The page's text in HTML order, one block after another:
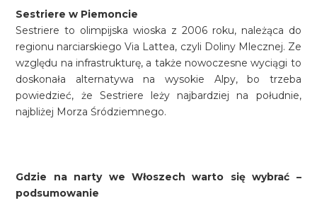
Sestriere w Piemoncie
Sestriere to olimpijska wioska z 2006 roku, należąca do
regionu narciarskiego Via Lattea, czyli Doliny Mlecznej. Ze
względu na infrastrukturę, a także nowoczesne wyciągi to
doskonała alternatywa na wysokie Alpy, bo trzeba
powiedzieć, że Sestriere leży najbardziej na południe,
najbliżej Morza Śródziemnego.
Gdzie na narty we Włoszech warto się wybrać –
podsumowanie